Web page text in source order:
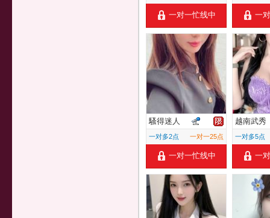
一对一忙线中 一
騷得迷人
一对多2点 一对一25点
一对一忙线中
越南武秀
一对多5点
一